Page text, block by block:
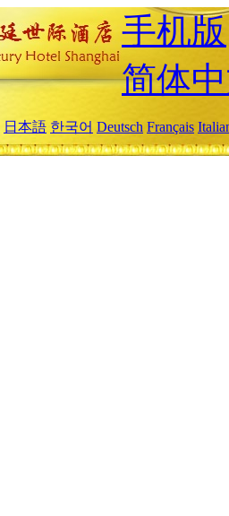
手机版
简体
日本語 한국어 Deutsch Français